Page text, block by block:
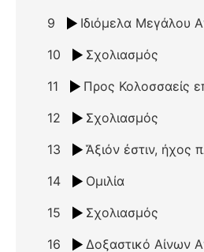
9
10 Σχολιασμός
11
12 Σχολιασμός
13
14 Ομιλία
15 Σχολιασμός
16